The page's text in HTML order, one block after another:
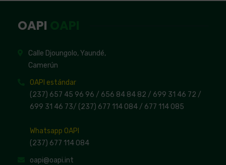
OAPI
Calle Djoungolo, Yaundé,
Camerún
OAPI estándar
(237) 657 45 96 96 / 656 84 84 82 / 699 31 46 72 /
699 31 46 73/ (237) 677 114 084 / 677 114 085
Whatsapp OAPI
(237) 677 114 084
oapi@oapi.int